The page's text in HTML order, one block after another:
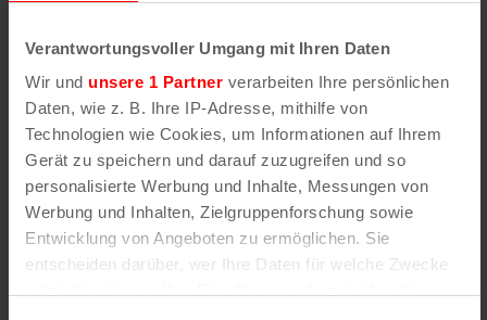
Verantwortungsvoller Umgang mit Ihren Daten
Wir und unsere 1 Partner verarbeiten Ihre persönlichen
Daten, wie z. B. Ihre IP-Adresse, mithilfe von
Technologien wie Cookies, um Informationen auf Ihrem
Gerät zu speichern und darauf zuzugreifen und so
personalisierte Werbung und Inhalte, Messungen von
Werbung und Inhalten, Zielgruppenforschung sowie
Entwicklung von Angeboten zu ermöglichen. Sie
entscheiden darüber, wer Ihre Daten für welche Zwecke
SA.
12 Puppenspiel „Paw Patrol“
12. September | 15:00 Puppenspiel „Paw Patrol“
Tante Astrid e.V.
Vogelsanger Str. 282, Köln,
Deutschland
Oktober 2026
10. Oktober | 11:00
Puppenspiel „Feuerwehrmann